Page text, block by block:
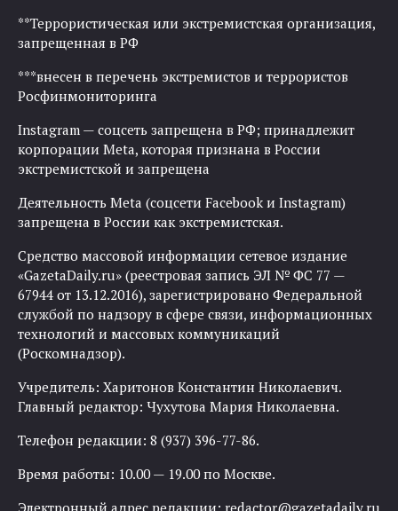
**Террористическая или экстремистская организация,
запрещенная в РФ
***внесен в перечень экстремистов и террористов
Росфинмониторинга
Instagram — соцсеть запрещена в РФ; принадлежит
корпорации Meta, которая признана в России
экстремистской и запрещена
Деятельность Meta (соцсети Facebook и Instagram)
запрещена в России как экстремистская.
Средство массовой информации сетевое издание
«GazetaDaily.ru» (реестровая запись ЭЛ № ФС 77 —
67944 от 13.12.2016), зарегистрировано Федеральной
службой по надзору в сфере связи, информационных
технологий и массовых коммуникаций
(Роскомнадзор).
Учредитель: Харитонов Константин Николаевич.
Главный редактор: Чухутова Мария Николаевна.
Телефон редакции: 8 (937) 396-77-86.
Время работы: 10.00 — 19.00 по Москве.